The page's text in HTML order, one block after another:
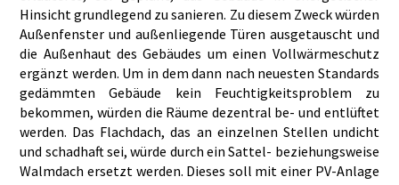
Hinsicht grundlegend zu sanieren. Zu diesem Zweck würden
Außenfenster und außenliegende Türen ausgetauscht und
die Außenhaut des Gebäudes um einen Vollwärmeschutz
ergänzt werden. Um in dem dann nach neuesten Standards
gedämmten Gebäude kein Feuchtigkeitsproblem zu
bekommen, würden die Räume dezentral be- und entlüftet
werden. Das Flachdach, das an einzelnen Stellen undicht
und schadhaft sei, würde durch ein Sattel- beziehungsweise
Walmdach ersetzt werden. Dieses soll mit einer PV-Anlage